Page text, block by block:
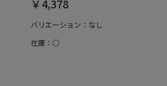
￥4,378
バリエーション：なし
在庫：○